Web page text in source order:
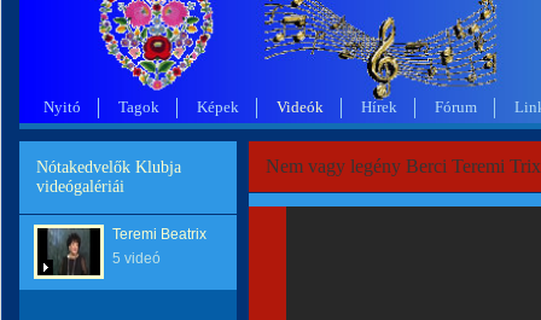
Nyitó Tagok Képek Videók Hírek Fórum
Nótakedvelők Klubja
videógalériái
Teremi Beatrix
5 videó
Nem vagy legény Berci Teremi